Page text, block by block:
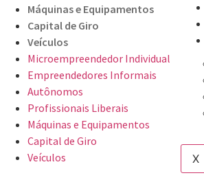
X
Máquinas e Equipamentos
Capital de Giro
Veículos
Microempreendedor Individual
Empreendedores Informais
Autônomos
Profissionais Liberais
Máquinas e Equipamentos
Capital de Giro
Veículos